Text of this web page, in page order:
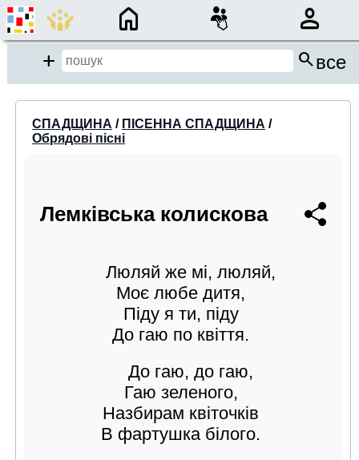
×
Add searchвсе
close
Спадщина
Період:
до
СПАДЩИНА / ПІСЕННА СПАДЩИНА /
Обрядові пісні
Лемківська колискова
Люляй же мі, люляй,
Моє любе дитя,
Піду я ти, піду
До гаю по квіття.
До гаю, до гаю,
Гаю зеленого,
Назбирам квіточків
В фартушка білого.